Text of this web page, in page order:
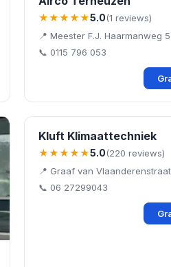
★★★★★5.0(1 reviews)
📍 Meester F.J. Haarmanweg
📞 0115 796 053
Kluft Klimaattechniek
★★★★★5.0(220 reviews)
📍 Graaf van
📞 06 27299043